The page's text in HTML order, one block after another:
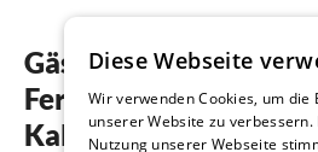
Gästebewertungen
Ferienwohnungen in
Kalifornien
Diese Webseite
Wir verwenden Cookies, um
unserer Website zu
Nutzung unserer Webseite